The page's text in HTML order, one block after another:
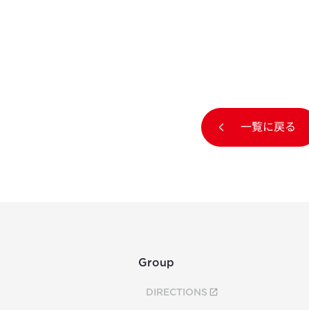
一覧に戻る
Group
DIRECTIONS